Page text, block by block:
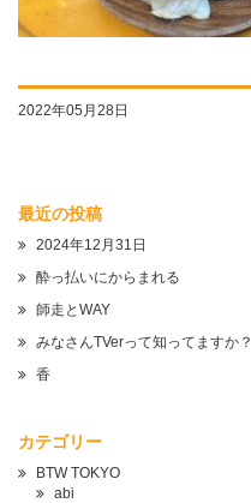
2022年05月28日
最近の投稿
2024年12月31日
酔っ払いにからまれる
師走とWAY
みなさんTVerって知ってますか？
香
カテゴリー
BTW TOKYO
abi